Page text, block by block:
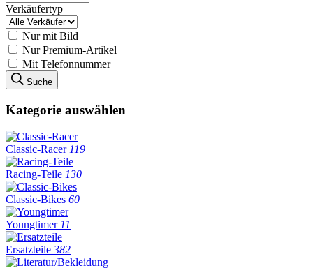
Verkäufertyp
Nur mit Bild
Nur Premium-Artikel
Mit Telefonnummer
Suche
Kategorie auswählen
Classic-Racer 119
Racing-Teile 130
Classic-Bikes 60
Youngtimer 11
Ersatzteile 382